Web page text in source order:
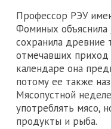
Профессор РЭУ
Фоминых объяснила
сохранила древние
отмечавших
календаре она
потому ее также
Мясопустной
употреблять мясо,
продукты и рыба.